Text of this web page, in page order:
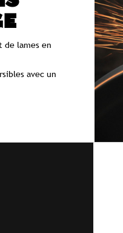
de lames en
avec un